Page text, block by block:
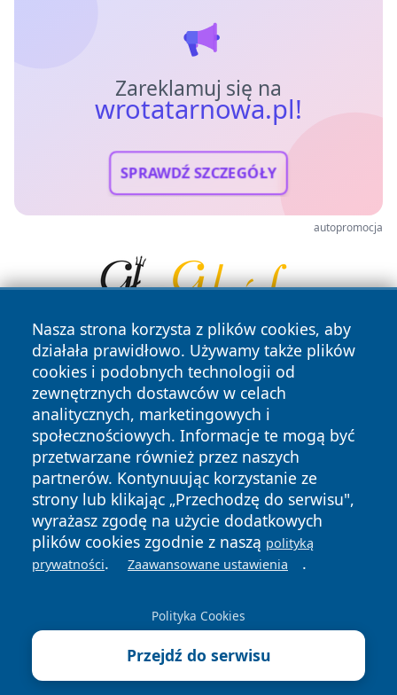
Zareklamuj się na
wrotatarnowa.pl!
SPRAWDŹ SZCZEGÓŁY
autopromocja
Nasza strona korzysta z plików cookies, aby
działała prawidłowo. Używamy także plików
cookies i podobnych technologii od
zewnętrznych dostawców w celach
analitycznych, marketingowych i
społecznościowych. Informacje te mogą być
przetwarzane również przez naszych
partnerów. Kontynuując korzystanie ze
strony lub klikając „Przechodzę do serwisu",
wyrażasz zgodę na użycie dodatkowych
plików cookies zgodnie z naszą polityką
prywatności. Zaawansowane ustawienia .
Polityka Cookies
Przejdź do serwisu
Copyright © 2026 wrotatarnowa.pl Wszystkie prawa
zastrzeżone.
News Autorzy
Polityka
Prywatności
Polityka
Cookies